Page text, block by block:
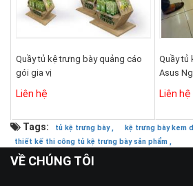
Quầy tủ kệ trưng bày quảng cáo
gói gia vị
Liên hệ
Quầy tủ
Asus
Liên hệ
Tags: tủ kệ trưng bày ,
kệ trưng bày kem
thiết kế thi công tủ kệ trưng bày sản phẩm ,
VỀ CHÚNG TÔI